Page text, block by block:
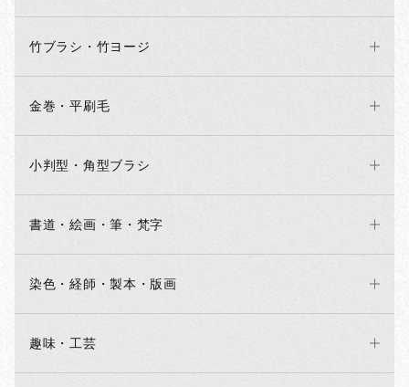
竹ブラシ・竹ヨージ
金巻・平刷毛
小判型・角型ブラシ
書道・絵画・筆・梵字
染色・経師・製本・版画
趣味・工芸